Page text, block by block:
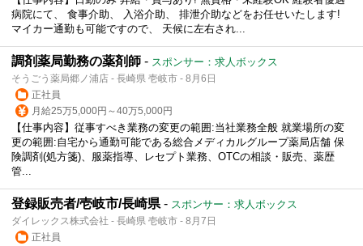
病院にて、 食事介助、 入浴介助、 排泄介助などをお任せいたします!
マイカー通勤も可能ですので、 天候に左右され...
調剤薬局勤務の薬剤師 - スポンサー：求人ボックス
そうごう薬局郷ノ浦店 - 長崎県 壱岐市 - 8月6日
正社員
月給25万5,000円～40万5,000円
【仕事内容】従事すべき業務の変更の範囲:当社業務全般 就業場所の変
更の範囲:自宅から通勤可能である総合メディカルグループ薬局店舗 保
険調剤(処方箋)、服薬指導、レセプト業務、OTCの相談・販売、薬歴
管...
登録販売者/壱岐市/長崎県 - スポンサー：求人ボックス
ダイレックス株式会社 - 長崎県 壱岐市 - 8月7日
正社員